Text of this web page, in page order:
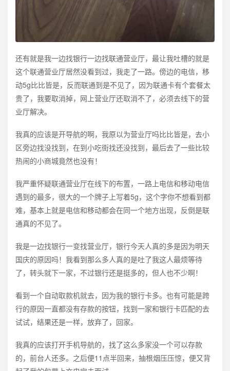
还有就是我一边找银行一边找联通营业厅，最让我吐槽的就是
这个联通营业厅居然没看到过，我走了一路。傍边的电信，移
动5g比比皆是，反而联通到是不见了，因为联通卡有个套餐太
贵了，我要取消掉，网上营业厅还取消不了，必须去线下的营
业厅解决。
我真的应该是开导航的啊，我原以为营业厅吗比比皆是，去小
区旁边找没找到，在到小吃街找还没找到，最后去了一些比较
热闹的小商城竟然也没有！
我严重怀疑联通营业厅在线下的布置，一路上电信和移动电信
遇到的最多，很大的一个牌子上写着5g，这个字你不想看到都
难，基本上就是电信和移动都会在同一个地方出现，反倒是联
通真的不见了。
我是一边找银行一变找营业厅，银行今天人真的多是因为明天
国庆的原因吗！我看到那么多人真的是吐了我这人最烦等待
了，转头就下一家，不过银行还是挺多的，但人也不少啊！
看到一个自动取款机就去，因为我的银行卡多。也有可能是跨
行的原因一直都没有存款的按钮，找到一家和银行卡匹配的去
试试，结果还是一样，放弃了，回家。
我真的应该打开手机导航的，找了这么多家没一个可以存款
的，前台人还多。之后便11点半回来，抽根烟压压惊，便又背